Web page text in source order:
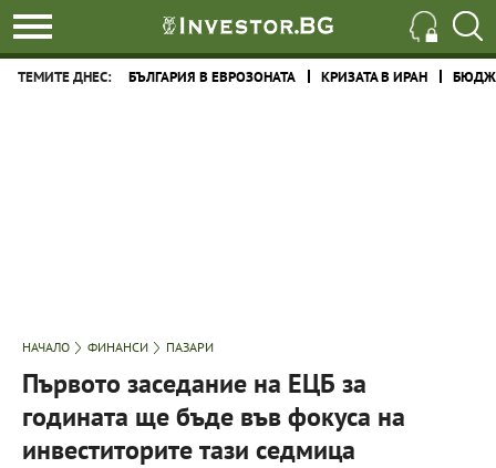
ТЕМИТЕ ДНЕС: БЪЛГАРИЯ В ЕВРОЗОНАТА КРИЗАТА В ИРАН
НАЧАЛО ФИНАНСИ ПАЗАРИ
Първото заседание на ЕЦБ за
годината ще бъде във фокуса на
инвеститорите тази седмица